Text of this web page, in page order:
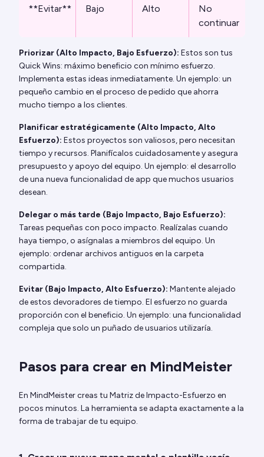
**Evitar** Bajo Alto
No
continuar
Priorizar (Alto Impacto, Bajo Esfuerzo): Estos son tus
Quick Wins: máximo beneficio con mínimo esfuerzo.
Implementa estas ideas inmediatamente. Un ejemplo: un
pequeño cambio en el proceso de pedido que ahorra
mucho tiempo a los clientes.
Planificar estratégicamente (Alto Impacto, Alto
Esfuerzo): Estos proyectos son valiosos, pero necesitan
tiempo y recursos. Planifícalos cuidadosamente y asegura
presupuesto y apoyo del equipo. Un ejemplo: el desarrollo
de una nueva funcionalidad de app que muchos usuarios
desean.
Delegar o más tarde (Bajo Impacto, Bajo Esfuerzo):
Tareas pequeñas con poco impacto. Realízalas cuando
haya tiempo, o asígnalas a miembros del equipo. Un
ejemplo: ordenar archivos antiguos en la carpeta
compartida.
Evitar (Bajo Impacto, Alto Esfuerzo): Mantente alejado
de estos devoradores de tiempo. El esfuerzo no guarda
proporción con el beneficio. Un ejemplo: una funcionalidad
compleja que solo un puñado de usuarios utilizaría.
Pasos para crear en MindMeister
En MindMeister creas tu Matriz de Impacto-Esfuerzo en
pocos minutos. La herramienta se adapta exactamente a la
forma de trabajar de tu equipo.